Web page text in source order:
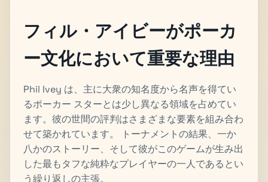
フィル・アイビーがポーカ
ー文化において重要な理由
Phil Ivey は、主に大衆の知名度から名声を得てい
るポーカー スターとは少し異なる領域を占めてい
ます。彼の世間の評判はさまざまな要素を組み合わ
せて築かれています。 トーナメントの結果、一か
八かのストーリー、そして彼がこのゲームが生み出
した最もタフな純粋なプレイヤーの一人であるとい
う繰り返しの主張。